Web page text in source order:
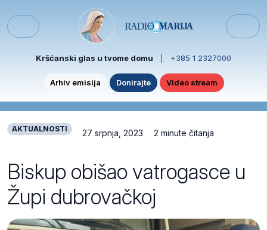
Menu
Kršćanski glas u tvome domu +385 1 2327000
Arhiv emisija Donirajte Video stream
AKTUALNOSTI 27 srpnja, 2023 2 minute čitanja
Biskup obišao vatrogasce u
Župi dubrovačkoj